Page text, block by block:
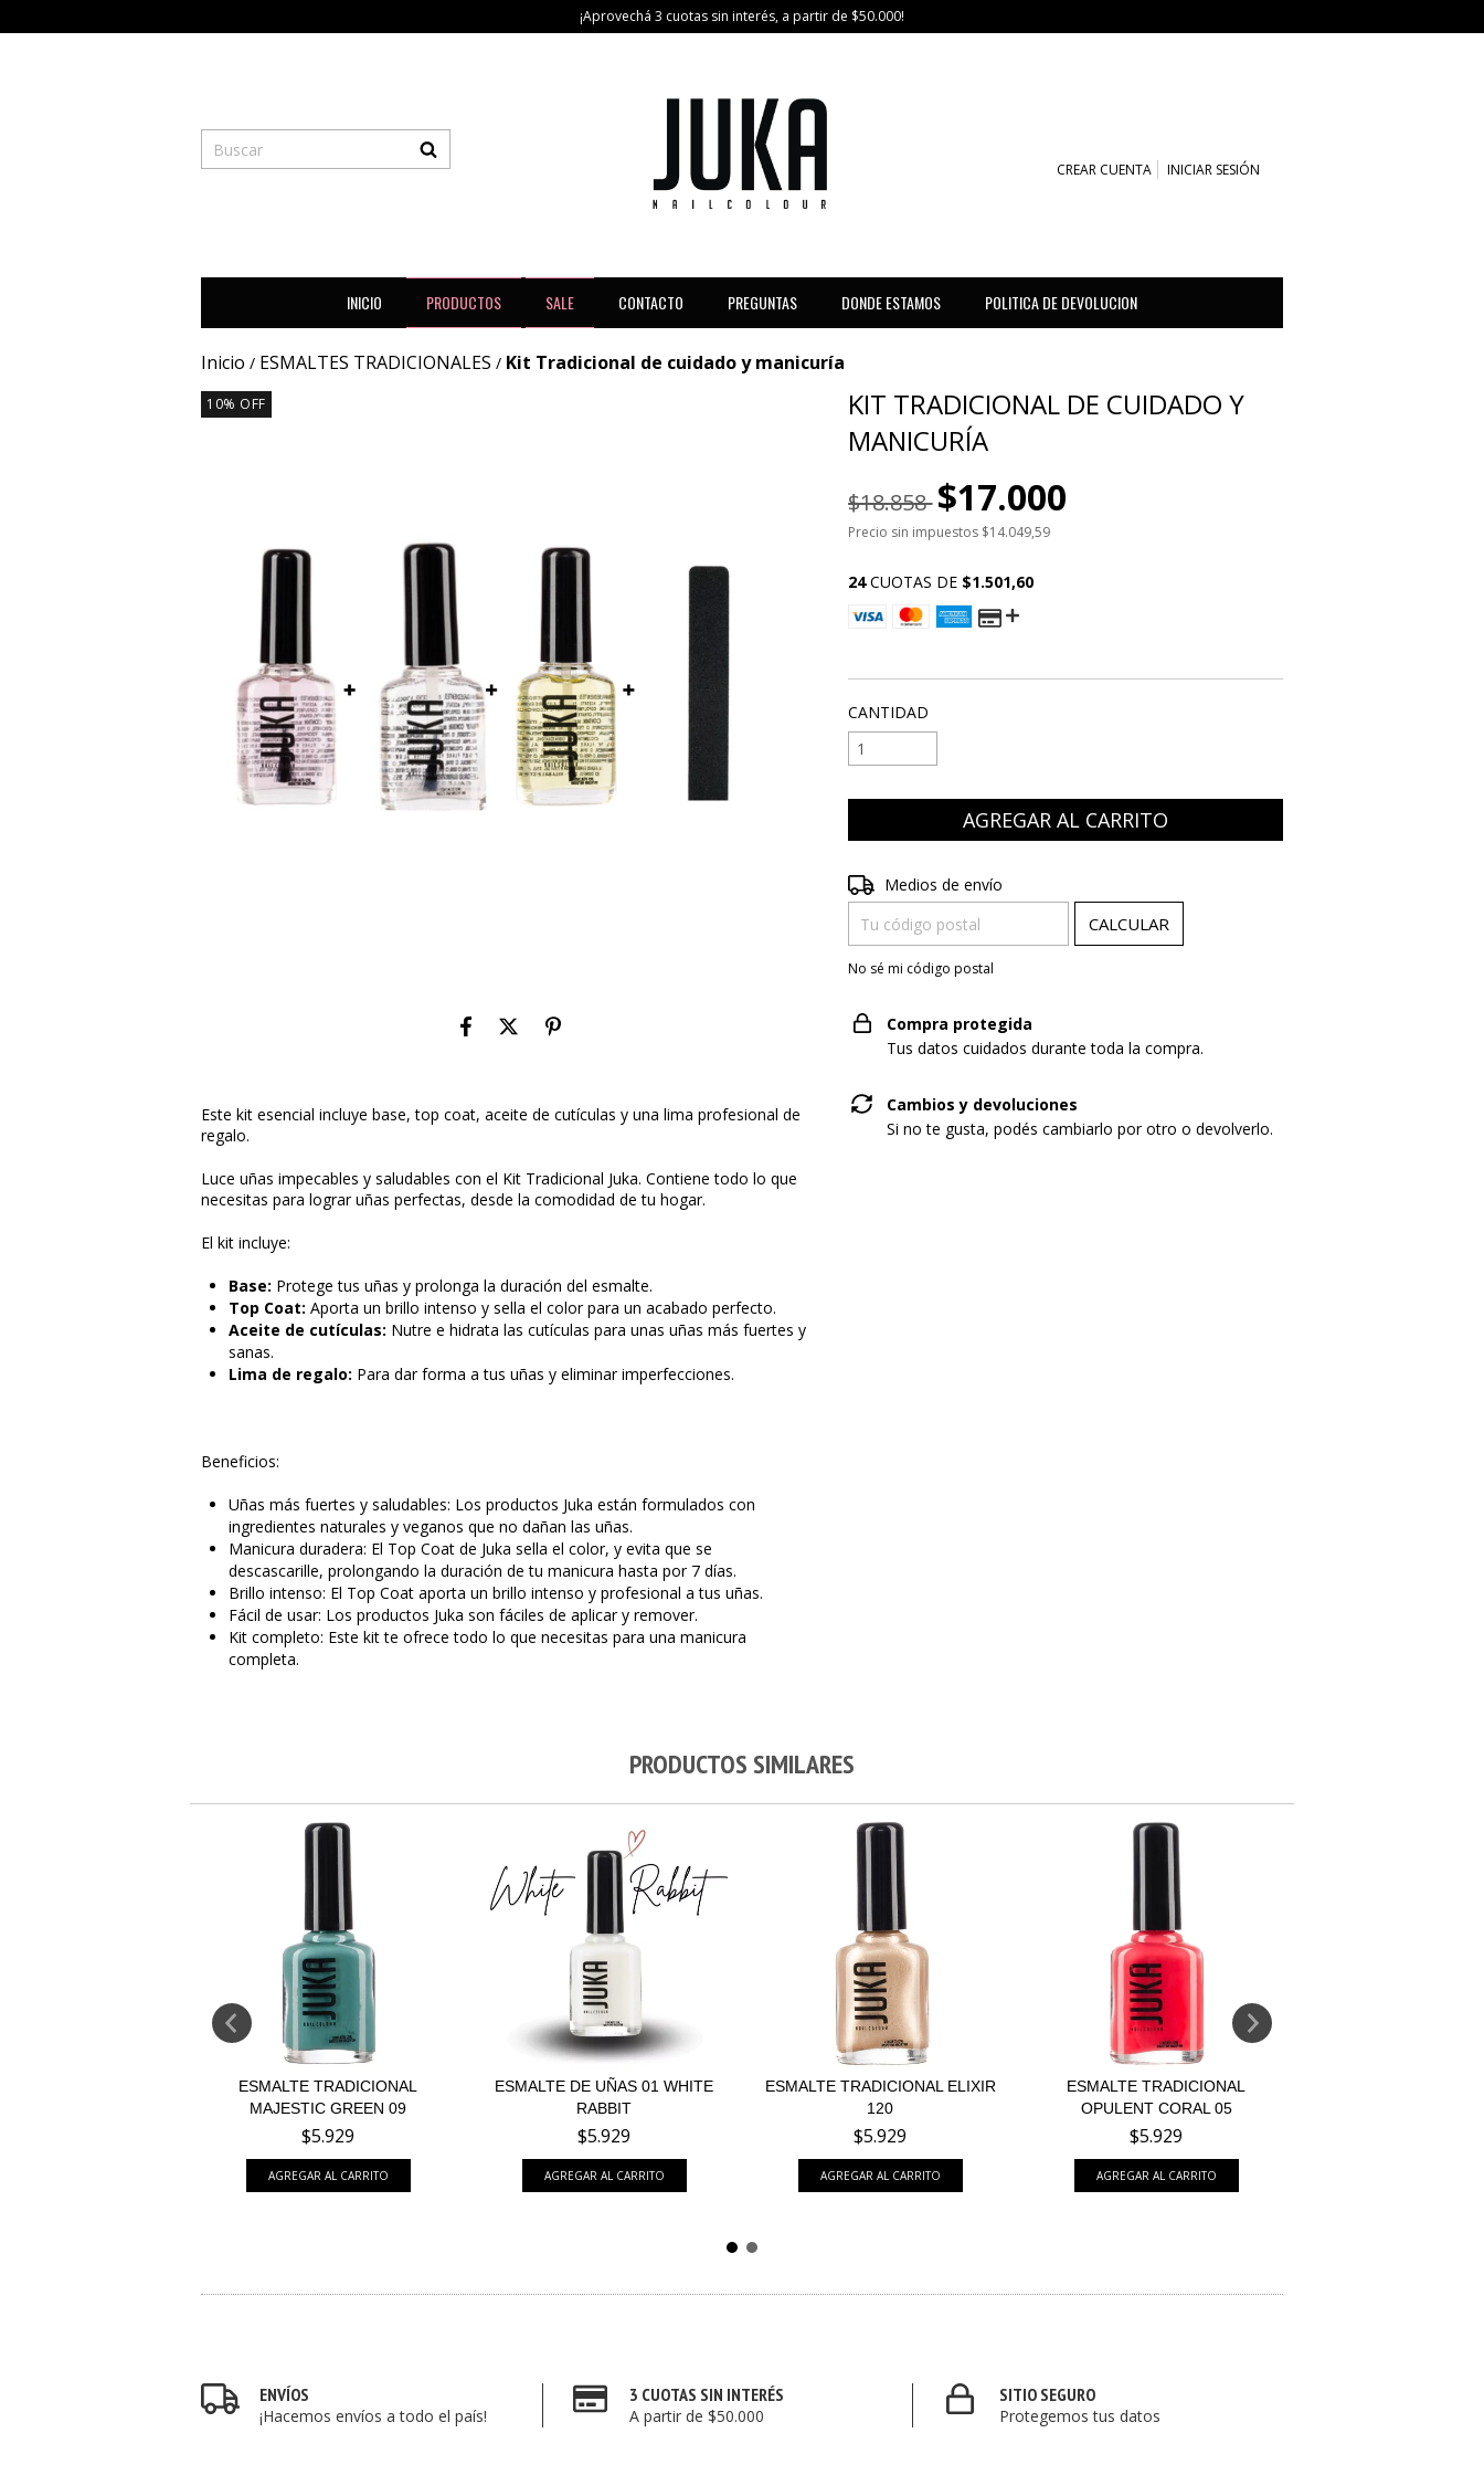
¡Aprovechá 3 cuotas sin interés, a partir de $50.000!
CREAR CUENTA INICIAR SESIÓN
INICIO PRODUCTOS SALE CONTACTO PREGUNTAS DONDE ESTAMOS POLITICA DE DEVOLUCION
Inicio / ESMALTES TRADICIONALES / Kit Tradicional de cuidado y manicuría
10% OFF
Este kit esencial incluye base, top coat, aceite de cutículas y una lima profesional de
regalo.
Luce uñas impecables y saludables con el Kit Tradicional Juka. Contiene todo lo que
necesitas para lograr uñas perfectas, desde la comodidad de tu hogar.
El kit incluye:
Base: Protege tus uñas y prolonga la duración del esmalte.
Top Coat: Aporta un brillo intenso y sella el color para un acabado perfecto.
Aceite de cutículas: Nutre e hidrata las cutículas para unas uñas más fuertes y
sanas.
Lima de regalo: Para dar forma a tus uñas y eliminar imperfecciones.
Beneficios:
Uñas más fuertes y saludables: Los productos Juka están formulados con
ingredientes naturales y veganos que no dañan las uñas.
Manicura duradera: El Top Coat de Juka sella el color, y evita que se
descascarille, prolongando la duración de tu manicura hasta por 7 días.
Brillo intenso: El Top Coat aporta un brillo intenso y profesional a tus uñas.
Fácil de usar: Los productos Juka son fáciles de aplicar y remover.
Kit completo: Este kit te ofrece todo lo que necesitas para una manicura
completa.
KIT TRADICIONAL DE CUIDADO Y
MANICURÍA
$18.858 $17.000
Precio sin impuestos $14.049,59
24 CUOTAS DE $1.501,60
CANTIDAD
Entregas para el CP:
Medios de envío
CALCULAR
No sé mi código postal
Compra protegida
Tus datos cuidados durante toda la compra.
Cambios y devoluciones
Si no te gusta, podés cambiarlo por otro o devolverlo.
PRODUCTOS SIMILARES
ESMALTE TRADICIONAL
MAJESTIC GREEN 09
$5.929
ESMALTE DE UÑAS 01 WHITE
RABBIT
$5.929
ESMALTE TRADICIONAL ELIXIR
120
$5.929
ESMALTE TRADICIONAL
OPULENT CORAL 05
$5.929
ENVÍOS
¡Hacemos envíos a todo el país!
3 CUOTAS SIN INTERÉS
A partir de $50.000
SITIO SEGURO
Protegemos tus datos